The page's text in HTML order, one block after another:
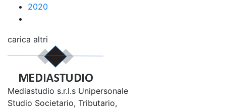
2020
carica altri
Mediastudio s.r.l.s Unipersonale
Studio Societario, Tributario,